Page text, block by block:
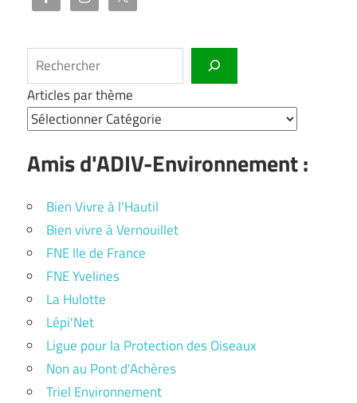
Rechercher
Articles par thème
Amis d'ADIV-Environnement :
Bien Vivre à l'Hautil
Bien vivre à Vernouillet
FNE Ile de France
FNE Yvelines
La Hulotte
Lépi'Net
Ligue pour la Protection des Oiseaux
Non au Pont d'Achères
Triel Environnement